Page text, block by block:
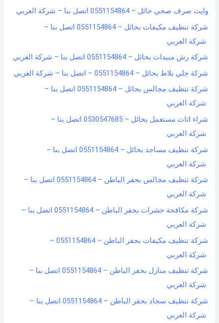
وايت صرف صحي حائل – 0551154864 اتصل بنا – شركة العربي
شركة تنظيف مكيفات بحائل – 0551154864 اتصل بنا –
شركة العربي
شركة رش مبيدات بحائل – 0551154864 اتصل بنا – شركة العربي
شركة جلي بلاط بحائل – 0551154864 – اتصل بنا – شركة العربي
شركة تنظيف مجالس بحائل – 0551154864 اتصل بنا –
شركة العربي
شراء اثاث مستعمل بحائل – 0530547685 اتصل بنا –
شركة العربي
شركة تنظيف مساجد بحائل – 0551154864 اتصل بنا –
شركة العربي
شركة تنظيف مجالس بحفر الباطن – 0551154864 اتصل بنا –
شركة العربي
شركة مكافحة حشرات بحفر الباطن – 0551154864 اتصل بنا –
شركة العربي
شركة تنظيف مكيفات بحفر الباطن – 0551154864 –
شركة العربي
شركة تنظيف منازل بحفر الباطن – 0551154864 اتصل بنا –
شركة العربي
شركة تنظيف سجاد بحفر الباطن – 0551154864 اتصل بنا –
شركة العربي